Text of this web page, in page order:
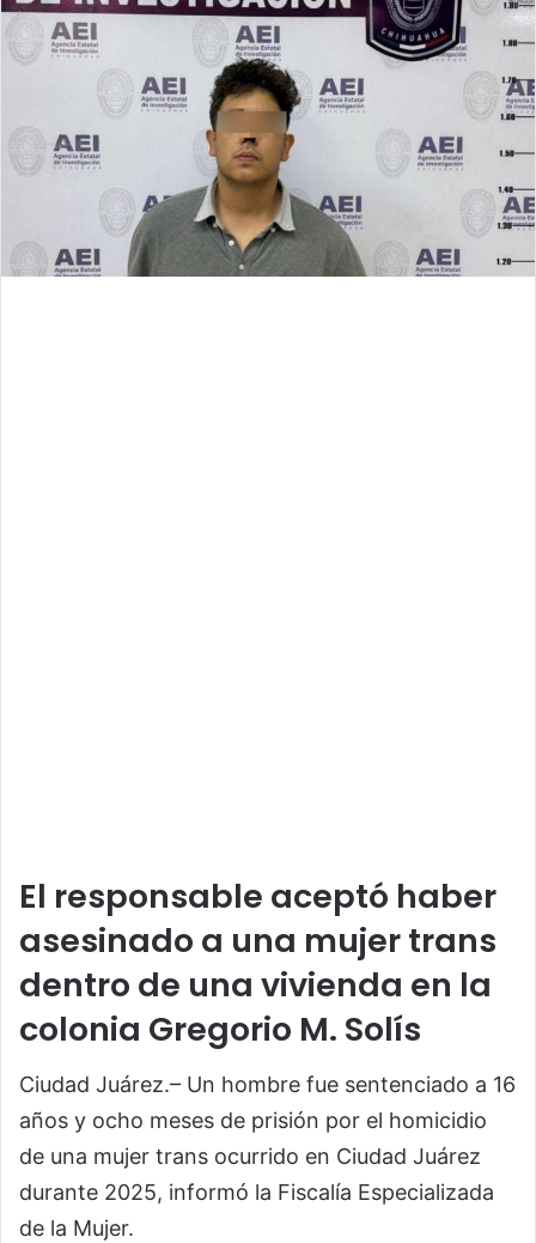
El responsable aceptó haber
asesinado a una mujer trans
dentro de una vivienda en la
colonia Gregorio M. Solís
Ciudad Juárez.– Un hombre fue sentenciado a 16
años y ocho meses de prisión por el homicidio
de una mujer trans ocurrido en Ciudad Juárez
durante 2025, informó la Fiscalía Especializada
de la Mujer.